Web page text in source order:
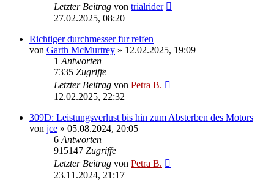
Letzter Beitrag von trialrider
27.02.2025, 08:20
Richtiger durchmesser fur reifen
von Garth McMurtrey » 12.02.2025, 19:09
1Antworten
7335 Zugriffe
Letzter Beitrag von Petra B.
12.02.2025, 22:32
309D: Leistungsverlust bis hin zum Absterben des Motors
von jce » 05.08.2024, 20:05
6Antworten
915147 Zugriffe
Letzter Beitrag von Petra B.
23.11.2024, 21:17